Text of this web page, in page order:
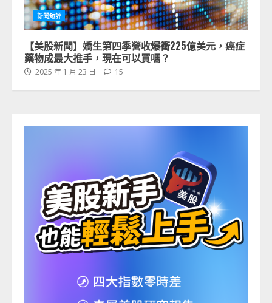
新聞短評
【美股新聞】嬌生第四季營收爆衝225億美元，癌症
藥物成最大推手，現在可以買嗎？
2025 年 1 月 23 日 15